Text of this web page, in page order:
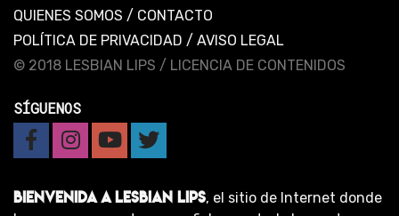
QUIENES SOMOS / CONTACTO
POLÍTICA DE PRIVACIDAD / AVISO LEGAL
© 2018 LESBIAN LIPS / LICENCIA DE CONTENIDOS
SÍGUENOS
BIENVENIDA A LESBIAN LIPS, el sitio de Internet donde